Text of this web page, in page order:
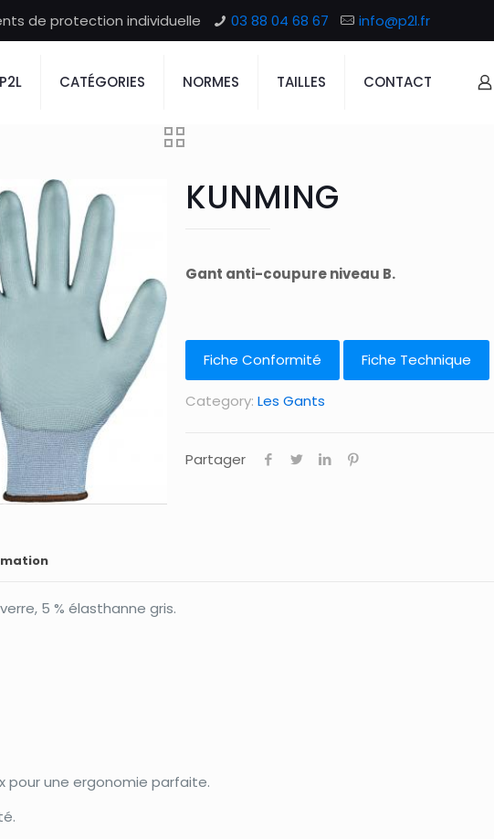
de protection individuelle 03 88 04 68 67 info@p2l.fr
P2L CATÉGORIES NORMES TAILLES CONTACT
KUNMING
Gant anti-coupure niveau B.
Fiche Conformité Fiche Technique
Category: Les Gants
Partager
5 % élasthanne gris.
une ergonomie parfaite.